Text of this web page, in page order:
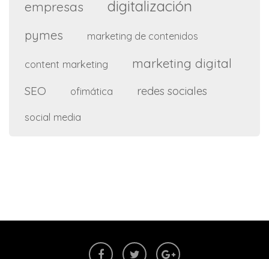
empresas digitalización
pymes marketing de contenidos
content marketing marketing digital
SEO ofimática redes sociales
social media